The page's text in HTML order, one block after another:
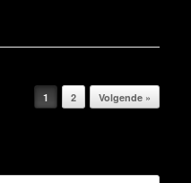
1 2 Volgende »